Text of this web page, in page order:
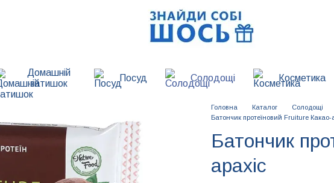
Домашній
затишок
Посуд Солодощі Косметика
Головна Каталог Солодощі
Батончик протеїновий Fruiture Какао-
Батончик
арахіс